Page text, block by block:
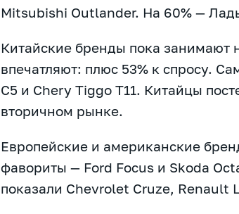
Mitsubishi Outlander. На 60% —
Китайские бренды пока занимают
впечатляют: плюс 53% к спросу.
C5 и Chery Tiggo T11. Китайцы
вторичном рынке.
Европейские и американские
фавориты — Ford Focus и Skoda
показали Chevrolet Cruze, Renault